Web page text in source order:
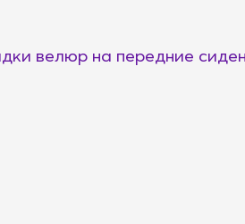
велюр на передние